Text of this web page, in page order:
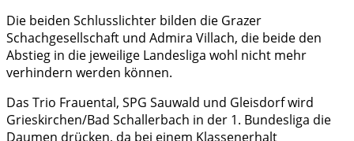
Die beiden Schlusslichter bilden die Grazer
Schachgesellschaft und Admira Villach, die beide den
Abstieg in die jeweilige Landesliga wohl nicht mehr
verhindern werden können.
Das Trio Frauental, SPG Sauwald und Gleisdorf wird
Grieskirchen/Bad Schallerbach in der 1. Bundesliga die
Daumen drücken, da bei einem Klassenerhalt